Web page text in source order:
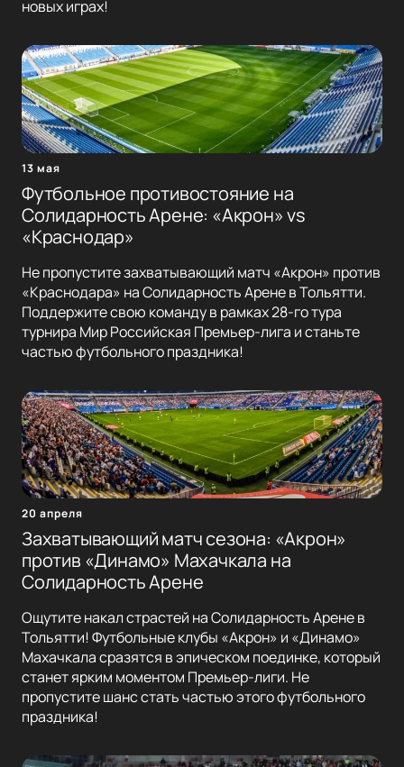
новых играх!
13 мая
Футбольное противостояние на
Солидарность Арене: «Акрон» vs
«Краснодар»
Не пропустите захватывающий матч «Акрон» против
«Краснодара» на Солидарность Арене в Тольятти.
Поддержите свою команду в рамках 28-го тура
турнира Мир Российская Премьер-лига и станьте
частью футбольного праздника!
20 апреля
Захватывающий матч сезона: «Акрон»
против «Динамо» Махачкала на
Солидарность Арене
Ощутите накал страстей на Солидарность Арене в
Тольятти! Футбольные клубы «Акрон» и «Динамо»
Махачкала сразятся в эпическом поединке, который
станет ярким моментом Премьер-лиги. Не
пропустите шанс стать частью этого футбольного
праздника!